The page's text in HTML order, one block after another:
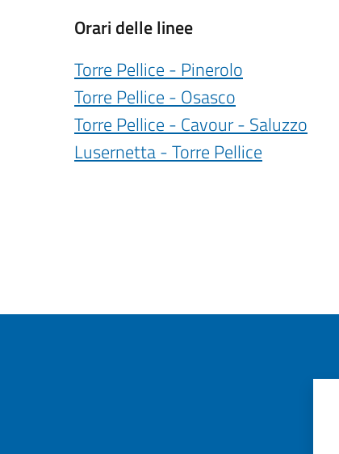
Orari delle linee
Torre Pellice - Pinerolo
Torre Pellice - Osasco
Torre Pellice - Cavour - Saluzzo
Lusernetta - Torre Pellice